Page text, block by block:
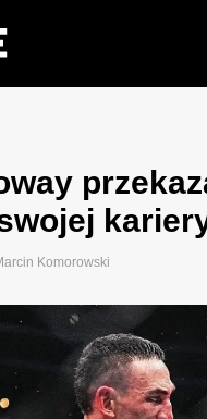
Komorowski